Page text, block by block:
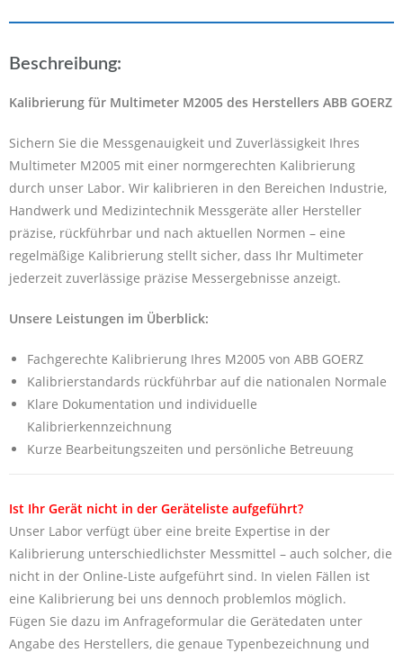
Beschreibung:
Kalibrierung für Multimeter M2005 des Herstellers ABB GOERZ
Sichern Sie die Messgenauigkeit und Zuverlässigkeit Ihres
Multimeter M2005 mit einer normgerechten Kalibrierung
durch unser Labor. Wir kalibrieren in den Bereichen Industrie,
Handwerk und Medizintechnik Messgeräte aller Hersteller
präzise, rückführbar und nach aktuellen Normen – eine
regelmäßige Kalibrierung stellt sicher, dass Ihr Multimeter
jederzeit zuverlässige präzise Messergebnisse anzeigt.
Unsere Leistungen im Überblick:
Fachgerechte Kalibrierung Ihres M2005 von ABB GOERZ
Kalibrierstandards rückführbar auf die nationalen Normale
Klare Dokumentation und individuelle
Kalibrierkennzeichnung
Kurze Bearbeitungszeiten und persönliche Betreuung
Ist Ihr Gerät nicht in der Geräteliste aufgeführt?
Unser Labor verfügt über eine breite Expertise in der
Kalibrierung unterschiedlichster Messmittel – auch solcher, die
nicht in der Online-Liste aufgeführt sind. In vielen Fällen ist
eine Kalibrierung bei uns dennoch problemlos möglich.
Fügen Sie dazu im Anfrageformular die Gerätedaten unter
Angabe des Herstellers, die genaue Typenbezeichnung und